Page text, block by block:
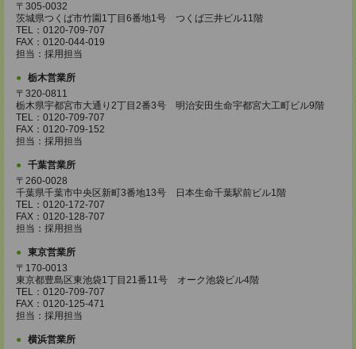
〒305-0032
茨城県つくば市竹園1丁目6番地1号 つくば三井ビル11階
TEL：0120-709-707
FAX：0120-044-019
担当：採用担当
栃木営業所
〒320-0811
栃木県宇都宮市大通り2丁目2番3号 明治安田生命宇都宮大工町ビル9階
TEL：0120-709-707
FAX：0120-709-152
担当：採用担当
千葉営業所
〒260-0028
千葉県千葉市中央区新町3番地13号 日本生命千葉駅前ビル1階
TEL：0120-172-707
FAX：0120-128-707
担当：採用担当
東京営業所
〒170-0013
東京都豊島区東池袋1丁目21番11号 オーク池袋ビル4階
TEL：0120-709-707
FAX：0120-125-471
担当：採用担当
横浜営業所